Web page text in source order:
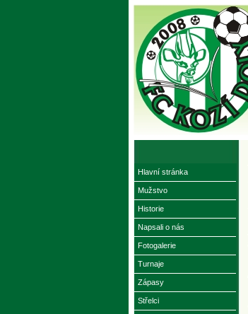
Hlavní stránka
Mužstvo
Historie
Napsali o nás
Fotogalerie
Turnaje
Zápasy
Střelci